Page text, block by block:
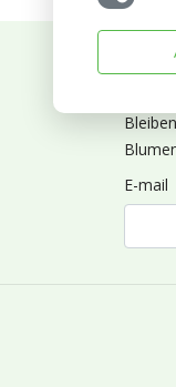
E-mail